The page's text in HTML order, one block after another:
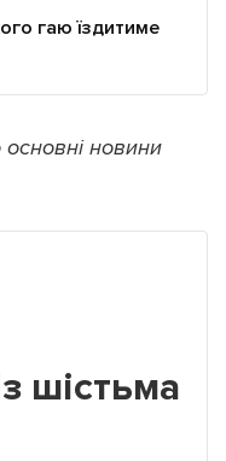
гаю їздитиме
новини
шістьма